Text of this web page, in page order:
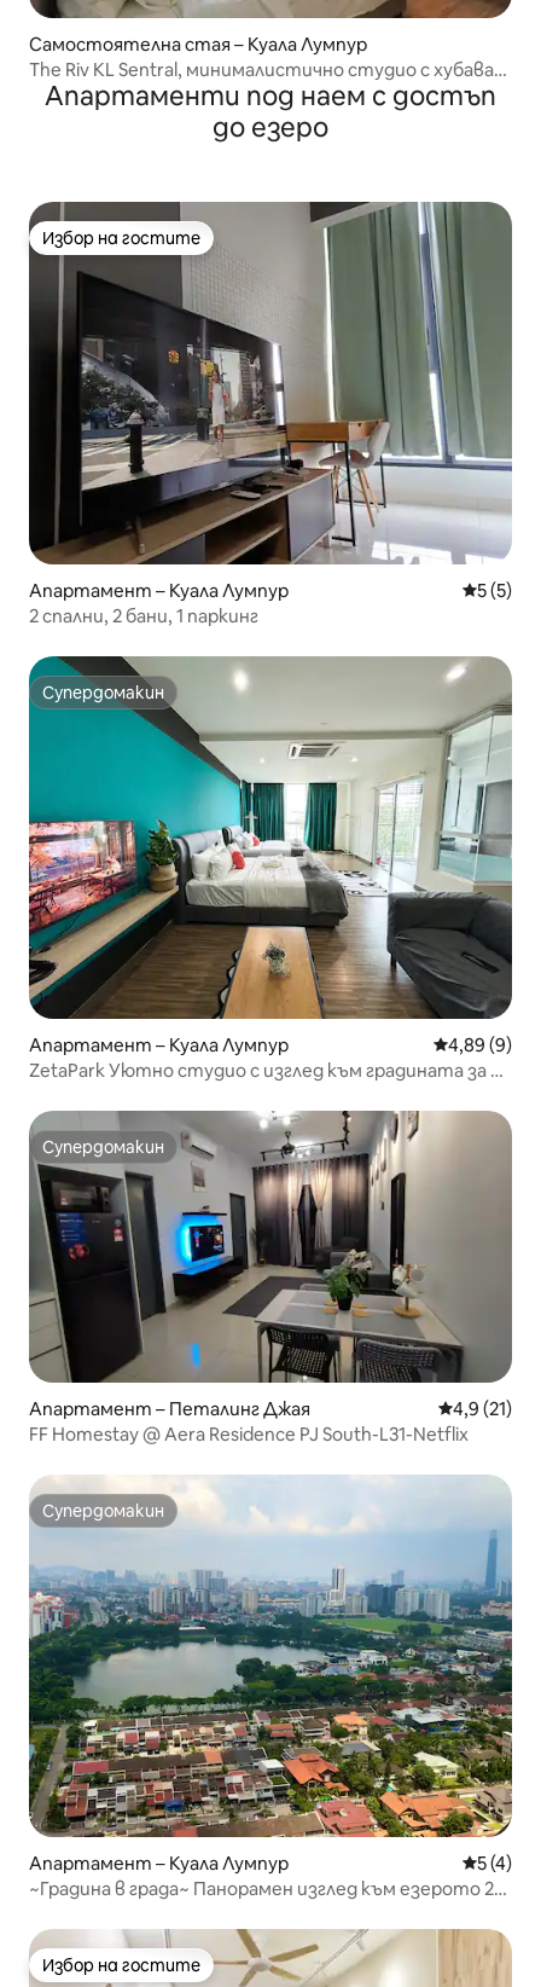
Самостоятелна стая – Куала Лумпур
The Riv KL Sentral, минималистично студио с хубава
гледка
Апартаменти под наем с достъп
до езеро
Избор на гостите
Избор на гостите
Апартамент – Куала Лумпур Средна
5 (5)
2 спални, 2 бани, 1 паркинг
Супердомакин
Супердомакин
Апартамент – Куала Лумпур Средна
4,89 (9)
ZetaPark Уютно студио с изглед към градината за 4
Супердомакин
Супердомакин
Апартамент – Петалинг Джая Средна
4,9 (21)
FF Homestay @ Aera Residence PJ South-L31-Netflix
Супердомакин
Супердомакин
Апартамент – Куала Лумпур Средна
5 (4)
~Градина в града~ Панорамен изглед към езерото 2
Избор на гостите
Избор на гостите